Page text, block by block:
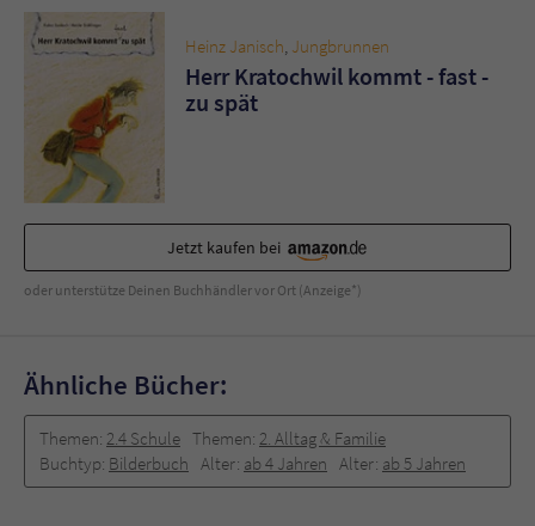
Heinz Janisch, Jungbrunnen
Herr Kratochwil kommt - fast -
zu spät
Jetzt kaufen bei
oder unterstütze Deinen Buchhändler vor Ort (Anzeige*)
Ähnliche Bücher:
Themen: 2.4 Schule Themen: 2. Alltag & Familie
Buchtyp: Bilderbuch Alter: ab 4 Jahren Alter: ab 5 Jahren